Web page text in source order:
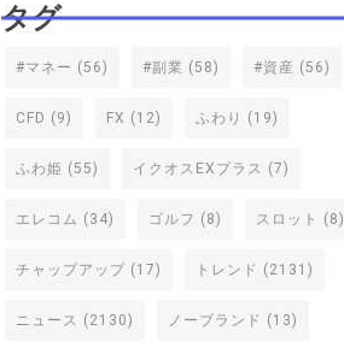
タグ
#マネー (56) #副業 (58) #資産 (56)
CFD (9) FX (12) ふわり (19)
ふわ姫 (55) イクオスEXプラス (7)
エレコム (34) ゴルフ (8) スロット (8)
チャップアップ (17) トレンド (2131)
ニュース (2130) ノーブランド (13)